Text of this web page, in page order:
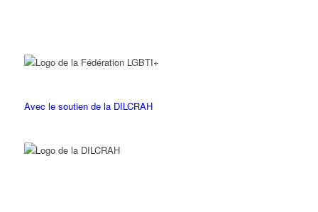
Avec le soutien de la DILCRAH